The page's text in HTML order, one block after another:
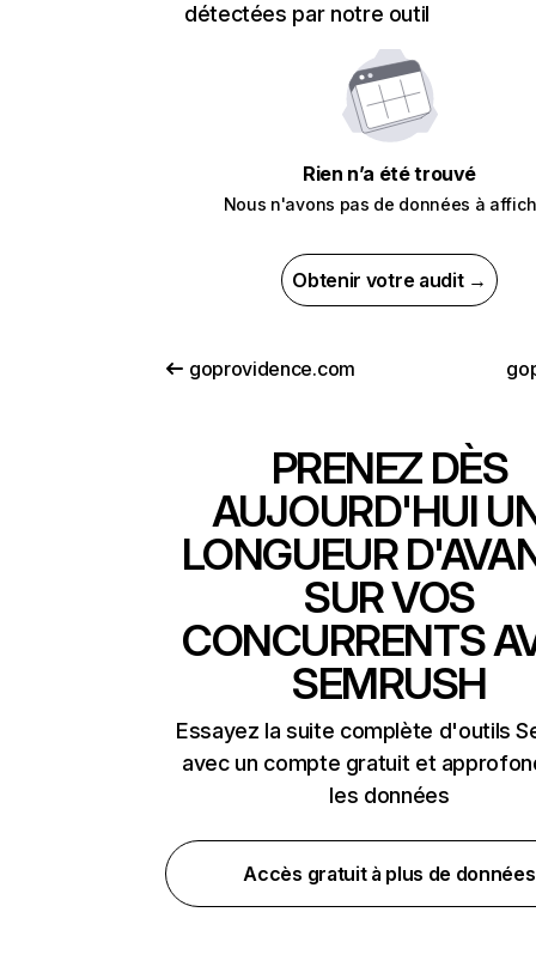
détectées par notre outil
Rien n’a été trouvé
Nous n'avons pas de données à
Obtenir votre audit →
goprovidence.com
PRENEZ DÈS
AUJOURD'HUI
LONGUEUR
SUR VOS
CONCURRENTS
SEMRUSH
Essayez la suite complète d'outils
avec un compte gratuit et
les données
Accès gratuit à plus de données